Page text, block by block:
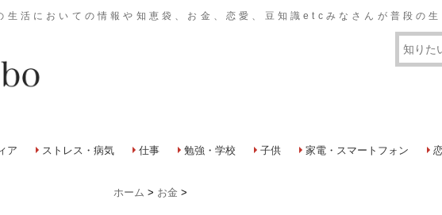
活においての情報や知恵袋、お金、恋愛、豆知識etcみなさんが普段の生
ア ストレス・病気 仕事 勉強・学校 子供 家電・スマートフォン
ホーム > お金 >